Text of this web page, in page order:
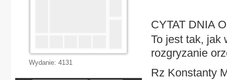
CYTAT DNIA
To jest tak, jak
rozgryzanie
Rz Konstanty
Wydanie: 4131